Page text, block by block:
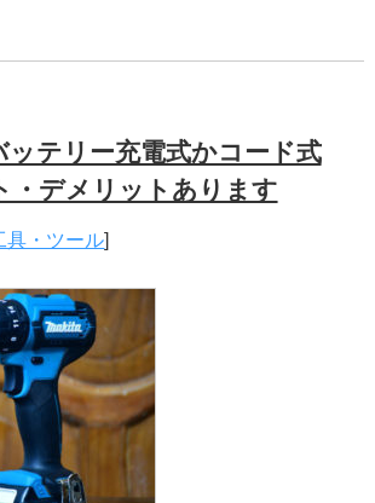
ッテリー充電式かコード式
・デメリットあります
具・ツール]